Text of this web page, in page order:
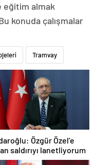
eğitim almak
konuda çalışmalar
Tramvay
Özgür Özel’e
saldırıyı lanetliyorum